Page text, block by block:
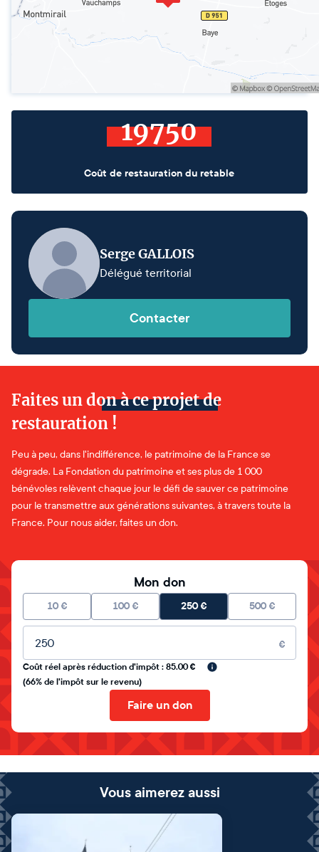
19750
Coût de restauration du retable
Serge GALLOIS
Délégué territorial
Contacter
Faites un don à ce projet de
restauration !
Peu à peu, dans l'indifférence, le patrimoine de la France se
dégrade. La Fondation du patrimoine et ses plus de 1 000
bénévoles relèvent chaque jour le défi de sauver ce patrimoine
pour le transmettre aux générations suivantes, à travers toute la
France. Pour nous aider, faites un don.
Mon don
10 € 100 € 250€ 500 €
Montant libre
€
Coût réel après réduction d'impôt : 85.00 €
(66% de l'impôt sur le revenu)
Faire un don
Vous aimerez aussi